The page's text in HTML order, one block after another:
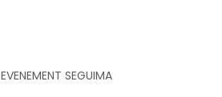
EVENEMENT SEGUIMA